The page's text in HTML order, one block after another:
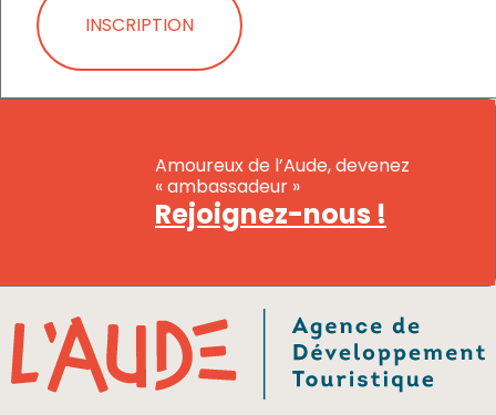
INSCRIPTION
Amoureux de l’Aude, devenez
« ambassadeur »
Rejoignez-nous !